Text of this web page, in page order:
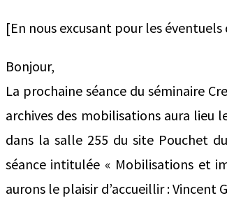
[En nous excusant pour les
Bonjour,
La prochaine séance du séminaire
archives des mobilisations aura lieu
dans la salle 255 du site Pouchet
séance intitulée « Mobilisations et
aurons le plaisir d’accueillir : Vincent